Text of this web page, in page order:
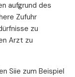
aufgrund des
Zufuhr
zu
Arzt zu
Siie zum Beispiel